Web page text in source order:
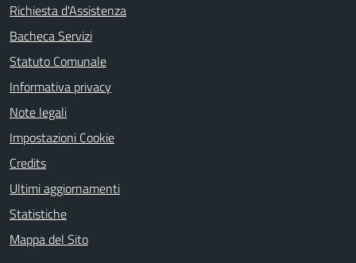
Richiesta d'Assistenza
Bacheca Servizi
Statuto Comunale
Informativa privacy
Note legali
Impostazioni Cookie
Credits
Ultimi aggiornamenti
Statistiche
Mappa del Sito